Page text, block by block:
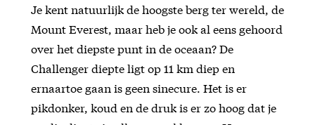
Je kent natuurlijk de hoogste berg ter wereld, de
Mount Everest, maar heb je ook al eens gehoord
over het diepste punt in de oceaan? De
Challenger diepte ligt op 11 km diep en
ernaartoe gaan is geen sinecure. Het is er
pikdonker, koud en de druk is er zo hoog dat je